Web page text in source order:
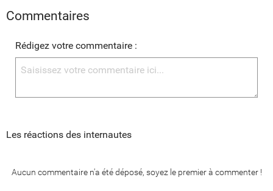
Commentaires
Rédigez votre commentaire :
Les réactions des internautes
Aucun commentaire n'a été déposé, soyez le premier à commenter !